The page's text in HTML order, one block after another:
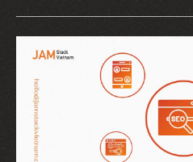
tìm kiếm, và trong số này,
sử dụng dữ liệu SEO để đo
chiến dịch marketing.